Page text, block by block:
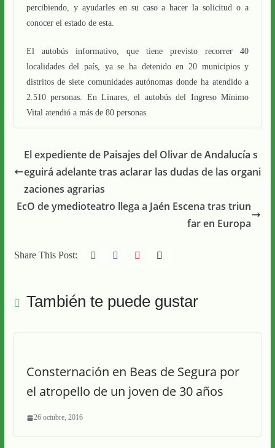
percibiendo, y ayudarles en su caso a hacer la solicitud o a
conocer el estado de esta.
El autobús informativo, que tiene previsto recorrer 40
localidades del país, ya se ha detenido en 20 municipios y
distritos de siete comunidades autónomas donde ha atendido a
2.510 personas. En Linares, el autobús del Ingreso Mínimo
Vital atendió a más de 80 personas.
El expediente de Paisajes del Olivar de Andalucía s
eguirá adelante tras aclarar las dudas de las organi
zaciones agrarias
EcO de ymedioteatro llega a Jaén Escena tras triun
far en Europa
Share This Post:
También te puede gustar
Consternación en Beas de Segura por
el atropello de un joven de 30 años
26 octubre, 2016